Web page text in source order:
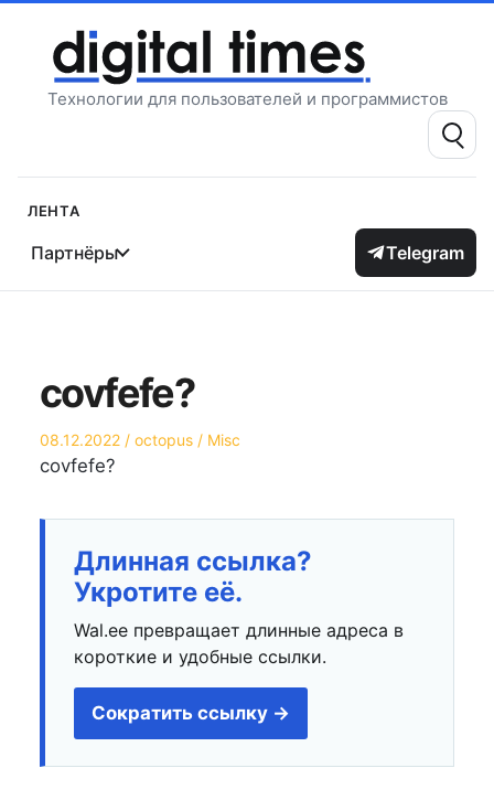
содержимому
Технологии для пользователей и программистов
Поиск:
Лента
Партнёры Telegram
covfefe?
Опубликовано
на
08.12.2022 Автор
octopus
Опубликовано
Misc
covfefe?
Длинная ссылка?
Укротите её.
Wal.ee превращает длинные адреса в
короткие и удобные ссылки.
Сократить ссылку →